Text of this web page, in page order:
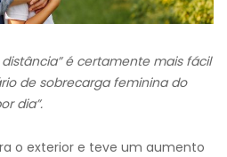
é certamente mais fácil
de sobrecarga feminina do
dia”.
o exterior e teve um aumento